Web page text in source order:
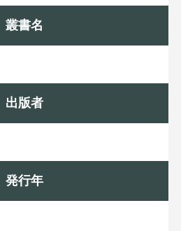
叢書名
出版者
発行年